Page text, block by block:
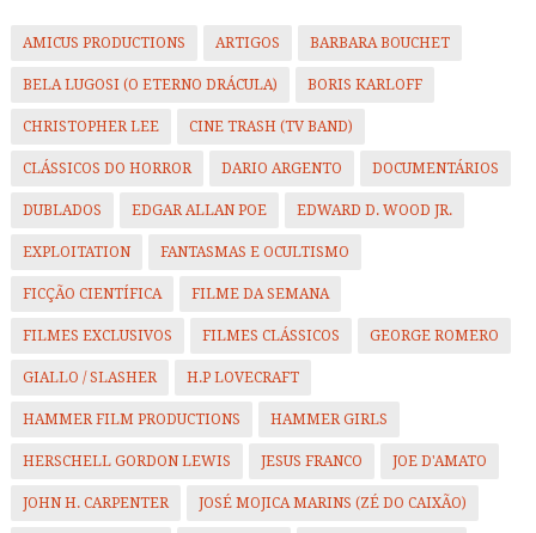
AMICUS PRODUCTIONS ARTIGOS BARBARA BOUCHET
BELA LUGOSI (O ETERNO DRÁCULA) BORIS KARLOFF
CHRISTOPHER LEE CINE TRASH (TV BAND)
CLÁSSICOS DO HORROR DARIO ARGENTO DOCUMENTÁRIOS
DUBLADOS EDGAR ALLAN POE EDWARD D. WOOD JR.
EXPLOITATION FANTASMAS E OCULTISMO
FICÇÃO CIENTÍFICA FILME DA SEMANA
FILMES EXCLUSIVOS FILMES CLÁSSICOS GEORGE ROMERO
GIALLO / SLASHER H.P LOVECRAFT
HAMMER FILM PRODUCTIONS HAMMER GIRLS
HERSCHELL GORDON LEWIS JESUS FRANCO JOE D'AMATO
JOHN H. CARPENTER JOSÉ MOJICA MARINS (ZÉ DO CAIXÃO)